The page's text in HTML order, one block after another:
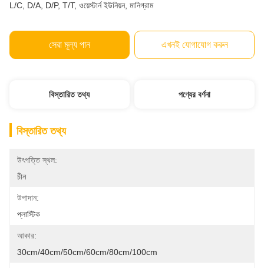
L/C, D/A, D/P, T/T, ওয়েস্টার্ন ইউনিয়ন, মানিগ্রাম
সেরা মূল্য পান এখনই যোগাযোগ করুন
বিস্তারিত তথ্য পণ্যের বর্ণনা
বিস্তারিত তথ্য
উৎপত্তি স্থল:
চীন
উপাদান:
প্লাস্টিক
আকার:
30cm/40cm/50cm/60cm/80cm/100cm